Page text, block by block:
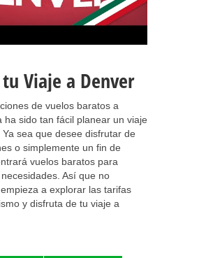
Viaje a Denver
de vuelos baratos a
ha sido tan fácil planear un viaje
sea que desee disfrutar de
o simplemente un fin de
vuelos baratos para
Así que no
a explorar las tarifas
y disfruta de tu viaje a